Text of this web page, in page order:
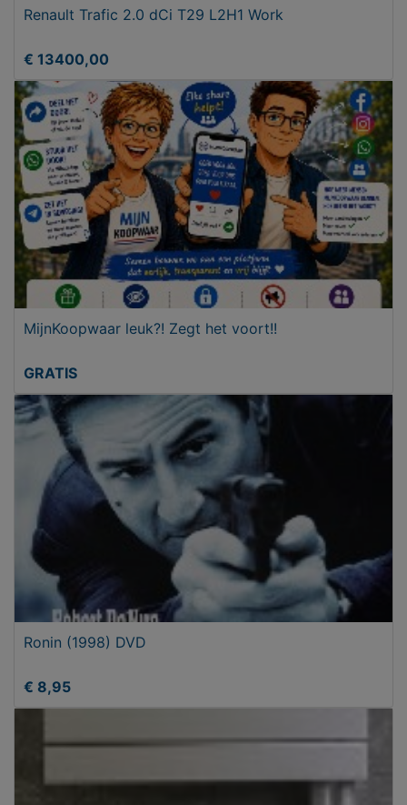
Renault Trafic 2.0 dCi T29 L2H1 Work
€ 13400,00
MijnKoopwaar leuk?! Zegt het voort!!
GRATIS
Ronin (1998) DVD
€ 8,95